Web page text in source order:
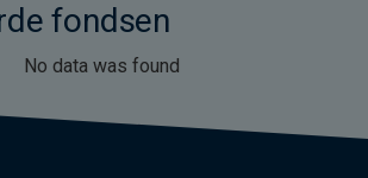
fondsen
No data was found